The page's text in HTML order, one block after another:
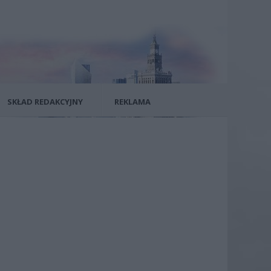
SKŁAD REDAKCYJNY REKLAMA